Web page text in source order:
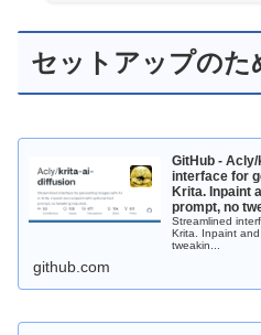
セットアップのた
GitHub -
interface for
Krita. Inpaint
prompt, no
Streamlined
Krita. Inpaint
tweakin...
github.com